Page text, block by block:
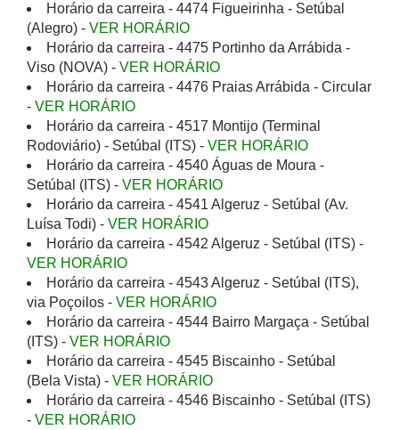
Horário da carreira - 4474 Figueirinha - Setúbal
(Alegro) - VER HORÁRIO
Horário da carreira - 4475 Portinho da Arrábida -
Viso (NOVA) - VER HORÁRIO
Horário da carreira - 4476 Praias Arrábida - Circular
- VER HORÁRIO
Horário da carreira - 4517 Montijo (Terminal
Rodoviário) - Setúbal (ITS) - VER HORÁRIO
Horário da carreira - 4540 Águas de Moura -
Setúbal (ITS) - VER HORÁRIO
Horário da carreira - 4541 Algeruz - Setúbal (Av.
Luísa Todi) - VER HORÁRIO
Horário da carreira - 4542 Algeruz - Setúbal (ITS) -
VER HORÁRIO
Horário da carreira - 4543 Algeruz - Setúbal (ITS),
via Poçoilos - VER HORÁRIO
Horário da carreira - 4544 Bairro Margaça - Setúbal
(ITS) - VER HORÁRIO
Horário da carreira - 4545 Biscainho - Setúbal
(Bela Vista) - VER HORÁRIO
Horário da carreira - 4546 Biscainho - Setúbal (ITS)
- VER HORÁRIO